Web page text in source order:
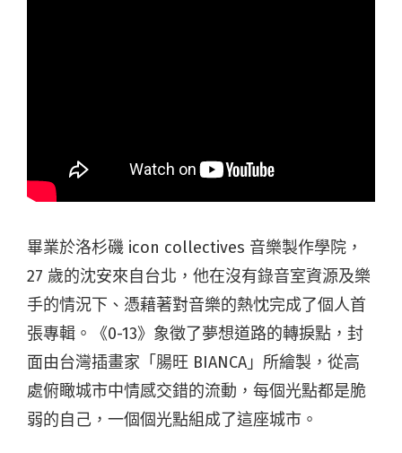
畢業於洛杉磯 icon collectives 音樂製作學院，
27 歲的沈安來自台北，他在沒有錄音室資源及樂
手的情況下、憑藉著對音樂的熱忱完成了個人首
張專輯。《0-13》象徵了夢想道路的轉捩點，封
面由台灣插畫家「腸旺 BIANCA」所繪製，從高
處俯瞰城市中情感交錯的流動，每個光點都是脆
弱的自己，一個個光點組成了這座城市。